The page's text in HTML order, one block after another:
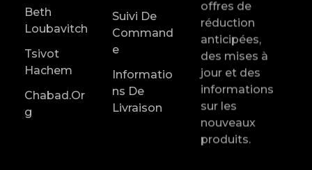
Beth
Loubavitch
Tsivot
Hachem
Chabad.or
G
Suivi De
Command
E
Informatio
Ns De
Livraison
offres de
réduction
anticipées,
des mises à
jour et des
informations
sur les
nouveaux
produits.